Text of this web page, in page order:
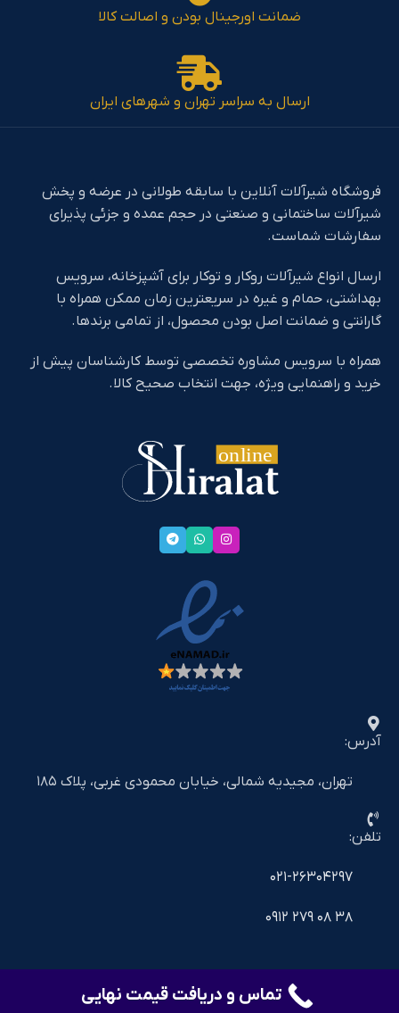
ضمانت اورجینال بودن و اصالت کالا
ارسال به سراسر تهران و شهرهای ایران
فروشگاه شیرآلات آنلاین با سابقه طولانی در عرضه و پخش
شیرآلات ساختمانی و صنعتی در حجم عمده و جزئی پذیرای
سفارشات شماست.
ارسال انواع شیرآلات روکار و توکار برای آشپزخانه، سرویس
بهداشتی، حمام و غیره در سریعترین زمان ممکن همراه با
گارانتی و ضمانت اصل بودن محصول، از تمامی برندها.
همراه با سرویس مشاوره تخصصی توسط کارشناسان پیش از
خرید و راهنمایی ویژه، جهت انتخاب صحیح کالا.
آدرس:
تهران، مجیدیه شمالی، خیابان محمودی غربی، پلاک ۱۸۵
تلفن:
۰۲۱-۲۶۳۰۴۲۹۷
۳۸ ۰۸ ۲۷۹ ۰۹۱۲
©2025 shiralat.online - All Rights Reserved
تماس و دریافت قیمت نهایی